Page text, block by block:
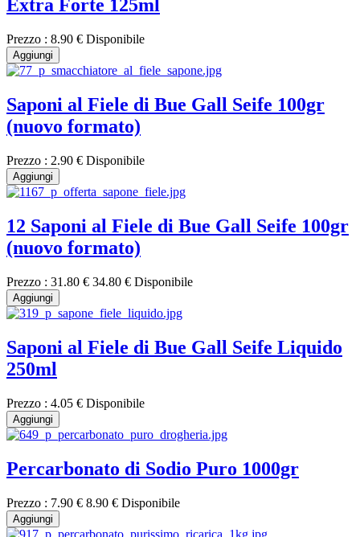
Extra Forte 125ml
Prezzo : 8.90 € Disponibile
Aggiungi
Saponi al Fiele di Bue Gall Seife 100gr
(nuovo formato)
Prezzo : 2.90 € Disponibile
Aggiungi
12 Saponi al Fiele di Bue Gall Seife 100gr
(nuovo formato)
Prezzo : 31.80 € 34.80 € Disponibile
Aggiungi
Saponi al Fiele di Bue Gall Seife Liquido
250ml
Prezzo : 4.05 € Disponibile
Aggiungi
Percarbonato di Sodio Puro 1000gr
Prezzo : 7.90 € 8.90 € Disponibile
Aggiungi